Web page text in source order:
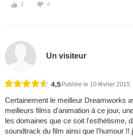
2 0
Un visiteur
4,5 Publiée le 10 février 2015
Certainement le meilleur Dreamworks
meilleurs films d'animation à ce jour,
les domaines que ce soit l'esthétisme,
soundtrack du film ainsi que l'humour !!